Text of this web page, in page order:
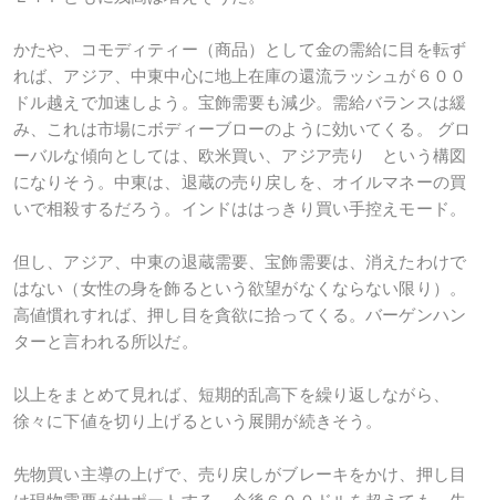
かたや、コモディティー（商品）として金の需給に目を転ず
れば、アジア、中東中心に地上在庫の還流ラッシュが６００
ドル越えで加速しよう。宝飾需要も減少。需給バランスは緩
み、これは市場にボディーブローのように効いてくる。 グロ
ーバルな傾向としては、欧米買い、アジア売り という構図
になりそう。中東は、退蔵の売り戻しを、オイルマネーの買
いで相殺するだろう。インドははっきり買い手控えモード。
但し、アジア、中東の退蔵需要、宝飾需要は、消えたわけで
はない（女性の身を飾るという欲望がなくならない限り）。
高値慣れすれば、押し目を貪欲に拾ってくる。バーゲンハン
ターと言われる所以だ。
以上をまとめて見れば、短期的乱高下を繰り返しながら、
徐々に下値を切り上げるという展開が続きそう。
先物買い主導の上げで、売り戻しがブレーキをかけ、押し目